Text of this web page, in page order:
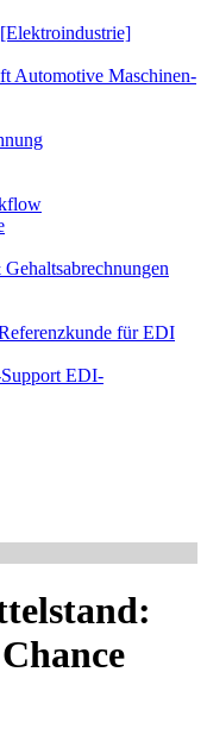
Automotive Maschinen-
für EDI
EDI-